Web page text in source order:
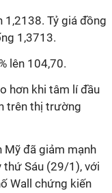
1,2138. Tỷ giá đồng
1,3713.
lên 104,70.
hơn khi tâm lí đầu
trên thị trường
đã giảm mạnh
Sáu (29/1), với
Wall chứng kiến